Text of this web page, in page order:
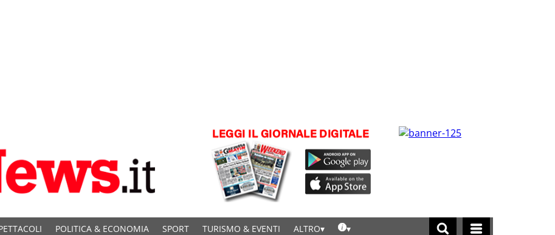
POLITICA & ECONOMIA SPORT TURISMO & EVENTI ALTRO